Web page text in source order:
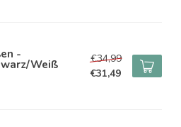
-
Weiß
€34,99
€31,49